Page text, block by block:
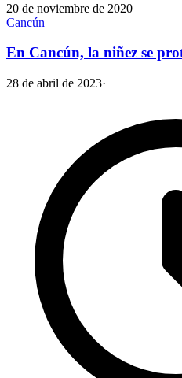
20 de noviembre de 2020
Cancún
En Cancún, la niñez se
28 de abril de 2023·